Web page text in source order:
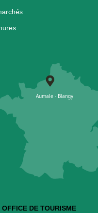
OFFICE DE TOURISME